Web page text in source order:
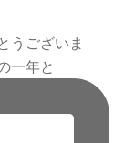
うございま
一年と